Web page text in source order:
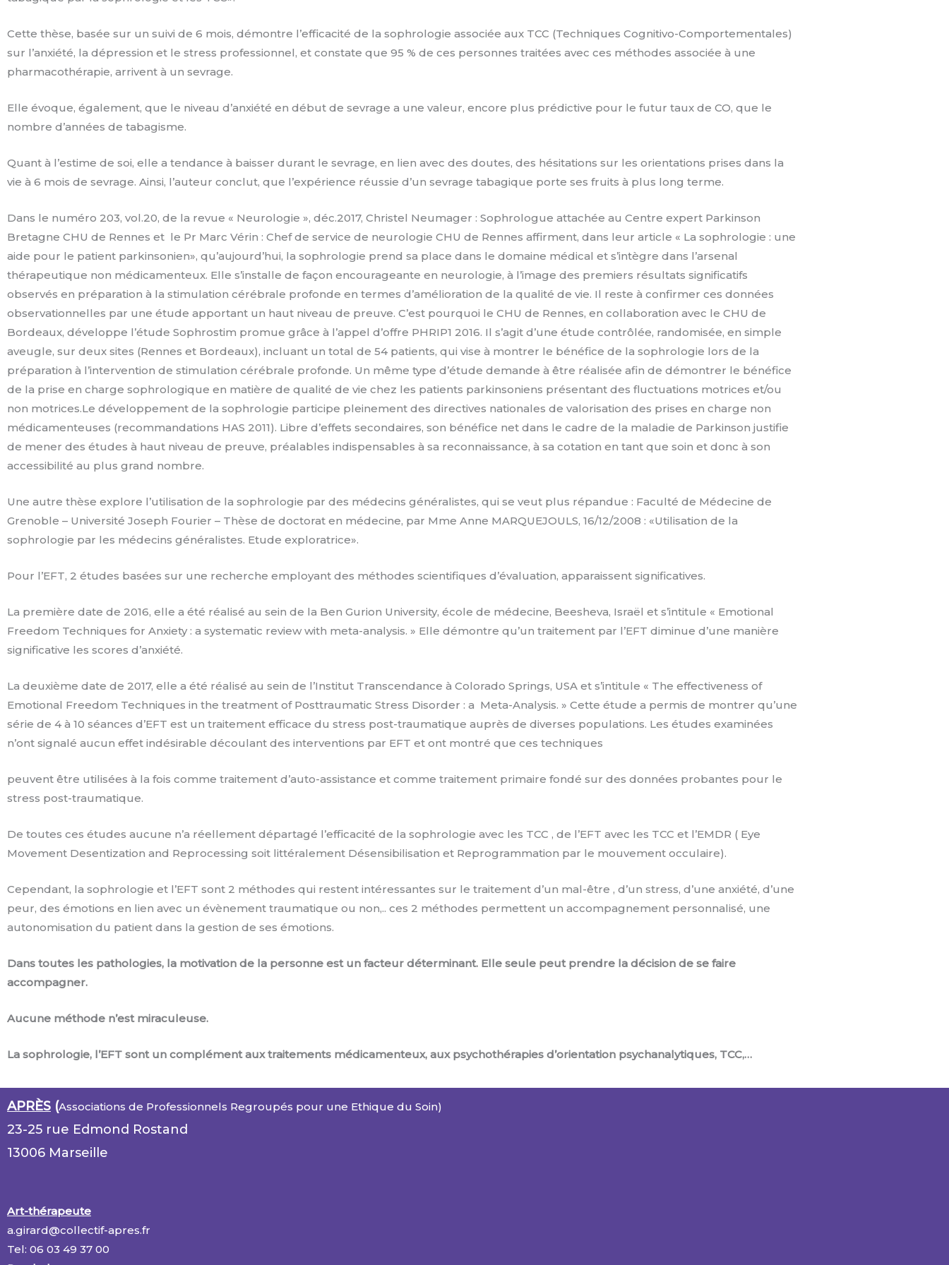
Cette thèse, basée sur un suivi de 6 mois, démontre l’efficacité de la sophrologie associée aux TCC (Techniques Cognitivo-Comportementales)
sur l’anxiété, la dépression et le stress professionnel, et constate que 95 % de ces personnes traitées avec ces méthodes associée à une
pharmacothérapie, arrivent à un sevrage.
Elle évoque, également, que le niveau d’anxiété en début de sevrage a une valeur, encore plus prédictive pour le futur taux de CO, que le
nombre d’années de tabagisme.
Quant à l’estime de soi, elle a tendance à baisser durant le sevrage, en lien avec des doutes, des hésitations sur les orientations prises dans la
vie à 6 mois de sevrage. Ainsi, l’auteur conclut, que l’expérience réussie d’un sevrage tabagique porte ses fruits à plus long terme.
Dans le numéro 203, vol.20, de la revue « Neurologie », déc.2017, Christel Neumager : Sophrologue attachée au Centre expert Parkinson
Bretagne CHU de Rennes et le Pr Marc Vérin : Chef de service de neurologie CHU de Rennes affirment, dans leur article « La sophrologie : une
aide pour le patient parkinsonien», qu’aujourd’hui, la sophrologie prend sa place dans le domaine médical et s’intègre dans l’arsenal
thérapeutique non médicamenteux. Elle s’installe de façon encourageante en neurologie, à l’image des premiers résultats significatifs
observés en préparation à la stimulation cérébrale profonde en termes d’amélioration de la qualité de vie. Il reste à confirmer ces données
observationnelles par une étude apportant un haut niveau de preuve. C’est pourquoi le CHU de Rennes, en collaboration avec le CHU de
Bordeaux, développe l’étude Sophrostim promue grâce à l’appel d’offre PHRIP1 2016. Il s’agit d’une étude contrôlée, randomisée, en simple
aveugle, sur deux sites (Rennes et Bordeaux), incluant un total de 54 patients, qui vise à montrer le bénéfice de la sophrologie lors de la
préparation à l’intervention de stimulation cérébrale profonde. Un même type d’étude demande à être réalisée afin de démontrer le bénéfice
de la prise en charge sophrologique en matière de qualité de vie chez les patients parkinsoniens présentant des fluctuations motrices et/ou
non motrices.Le développement de la sophrologie participe pleinement des directives nationales de valorisation des prises en charge non
médicamenteuses (recommandations HAS 2011). Libre d’effets secondaires, son bénéfice net dans le cadre de la maladie de Parkinson justifie
de mener des études à haut niveau de preuve, préalables indispensables à sa reconnaissance, à sa cotation en tant que soin et donc à son
accessibilité au plus grand nombre.
Une autre thèse explore l’utilisation de la sophrologie par des médecins généralistes, qui se veut plus répandue : Faculté de Médecine de
Grenoble – Université Joseph Fourier – Thèse de doctorat en médecine, par Mme Anne MARQUEJOULS, 16/12/2008 : «Utilisation de la
sophrologie par les médecins généralistes. Etude exploratrice».
Pour l’EFT, 2 études basées sur une recherche employant des méthodes scientifiques d’évaluation, apparaissent significatives.
La première date de 2016, elle a été réalisé au sein de la Ben Gurion University, école de médecine, Beesheva, Israël et s’intitule « Emotional
Freedom Techniques for Anxiety : a systematic review with meta-analysis. » Elle démontre qu’un traitement par l’EFT diminue d’une manière
significative les scores d’anxiété.
La deuxième date de 2017, elle a été réalisé au sein de l’Institut Transcendance à Colorado Springs, USA et s’intitule « The effectiveness of
Emotional Freedom Techniques in the treatment of Posttraumatic Stress Disorder : a Meta-Analysis. » Cette étude a permis de montrer qu’une
série de 4 à 10 séances d’EFT est un traitement efficace du stress post-traumatique auprès de diverses populations. Les études examinées
n’ont signalé aucun effet indésirable découlant des interventions par EFT et ont montré que ces techniques
peuvent être utilisées à la fois comme traitement d’auto-assistance et comme traitement primaire fondé sur des données probantes pour le
stress post-traumatique.
De toutes ces études aucune n’a réellement départagé l’efficacité de la sophrologie avec les TCC , de l’EFT avec les TCC et l’EMDR ( Eye
Movement Desentization and Reprocessing soit littéralement Désensibilisation et Reprogrammation par le mouvement occulaire).
Cependant, la sophrologie et l’EFT sont 2 méthodes qui restent intéressantes sur le traitement d’un mal-être , d’un stress, d’une anxiété, d’une
peur, des émotions en lien avec un évènement traumatique ou non,.. ces 2 méthodes permettent un accompagnement personnalisé, une
autonomisation du patient dans la gestion de ses émotions.
Dans toutes les pathologies, la motivation de la personne est un facteur déterminant. Elle seule peut prendre la décision de se faire
accompagner.
Aucune méthode n’est miraculeuse.
La sophrologie, l’EFT sont un complément aux traitements médicamenteux, aux psychothérapies d’orientation psychanalytiques, TCC,…
APRÈS (Associations de Professionnels Regroupés pour une Ethique du Soin)
23-25 rue Edmond Rostand
13006 Marseille
Art-thérapeute
a.girard@collectif-apres.fr
Tel: 06 03 49 37 00